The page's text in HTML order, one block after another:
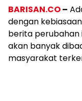
BARISAN.CO–
dengan
berita perubahan
akan banyak
masyarakat